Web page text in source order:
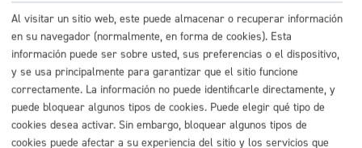
ONLINE
PRESENCIAL
TELÉFONO
MÁQUINA
Consultas y certificados urbanísticos
* Online con certificado
Al visitar un sitio web, este puede almacenar o recuperar información
en su navegador (normalmente, en forma de cookies). Esta
información puede ser sobre usted, sus preferencias o el dispositivo,
y se usa principalmente para garantizar que el sitio funcione
correctamente. La información no puede identificarle directamente, y
puede bloquear algunos tipos de cookies. Puede elegir qué tipo de
cookies desea activar. Sin embargo, bloquear algunos tipos de
cookies puede afectar a su experiencia del sitio y los servicios que